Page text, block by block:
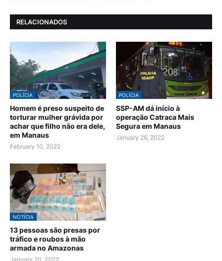
RELACIONADOS
POLÍCIA
Homem é preso suspeito de
torturar mulher grávida por
achar que filho não era dele,
em Manaus
February 10, 2022
POLÍCIA
SSP-AM dá início à
operação Catraca Mais
Segura em Manaus
January 26, 2022
NOTÍCIA
13 pessoas são presas por
tráfico e roubos à mão
armada no Amazonas
January 20, 2022